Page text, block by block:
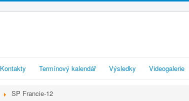
Kontakty Termínový kalendář Výsledky Videogalerie
SP Francie-12